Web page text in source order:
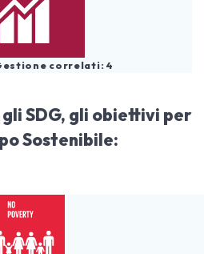
correlati: 4
SDG, gli obiettivi per
Sostenibile: